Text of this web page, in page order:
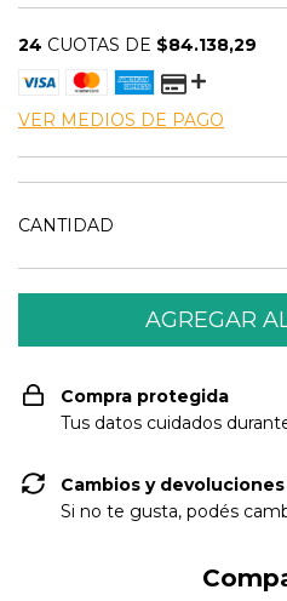
24 CUOTAS DE $84.138,29
VER MEDIOS DE PAGO
CANTIDAD
Compra protegida
Tus datos cuidados
Cambios y devoluciones
Si no te gusta, podés